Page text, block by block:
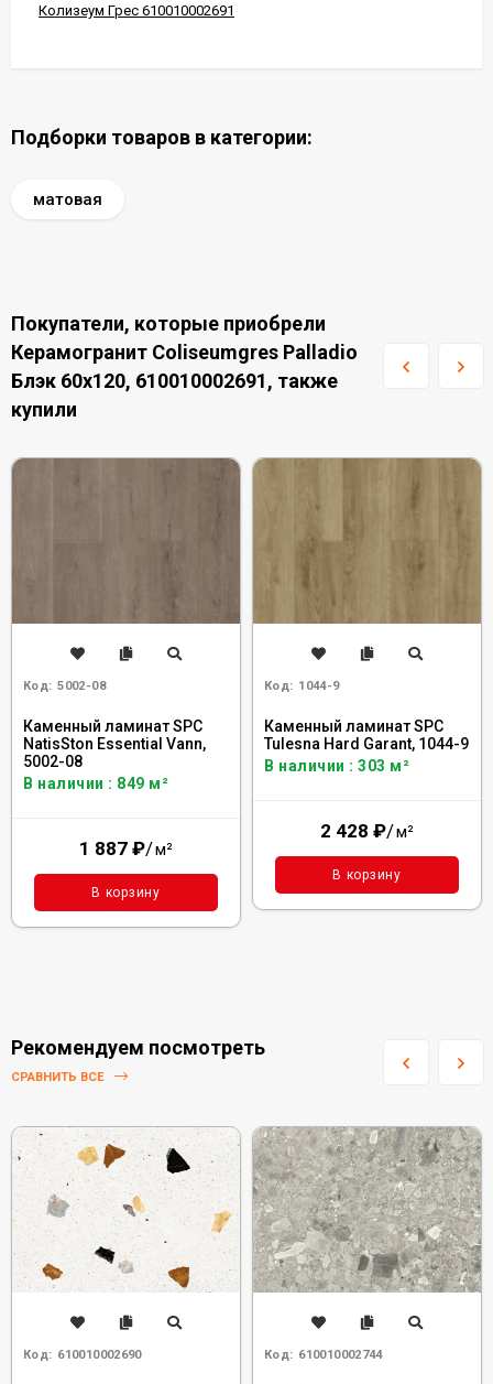
Колизеум Грес 610010002691
Подборки товаров в категории:
матовая
Покупатели, которые приобрели
Керамогранит Coliseumgres Palladio
Блэк 60x120, 610010002691, также
купили
Код: 5002-08
Каменный ламинат SPC
NatisSton Essential Vann,
5002-08
В наличии : 849 м²
1 887 ₽/м²
В корзину
Код: 1044-9
Каменный ламинат SPC
Tulesna Hard Garant, 1044-9
В наличии : 303 м²
2 428 ₽/м²
В корзину
Рекомендуем посмотреть
СРАВНИТЬ ВСЕ
Код: 610010002690 Код: 610010002744